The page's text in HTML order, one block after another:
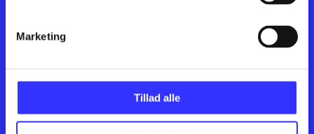
Marketing
Tillad alle
Kontakt os
Artikler
Film